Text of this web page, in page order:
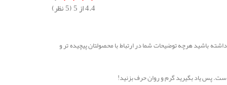
4.4از 5 ( 5نظر)
باشید هرچه توضیحات شما در ارتباط با محصولتان پیچیده تر و
است. پس یاد بگیرید گرم و روان حرف بزنید!